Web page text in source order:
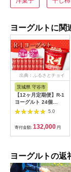
ヨーグルトに関
出典：ふるさとチョイ
茨城県 守谷市
【12ヶ月定期便】R-1
ヨーグルト 24個
112g×24個×12回 合
計288個 R-1 ヨーグル
ト プロビオヨーグル
ト 乳製品 乳酸菌 茨城
県 守谷市
5.0
寄付金額: 132,000 円
ヨーグルトの返